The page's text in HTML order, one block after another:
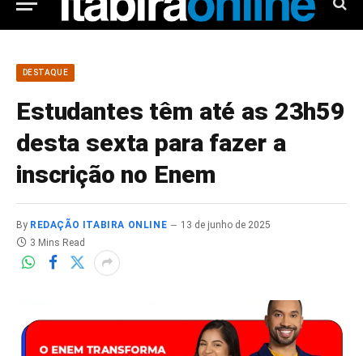
DESTAQUE
Estudantes têm até as 23h59
desta sexta para fazer a
inscrição no Enem
By REDAÇÃO ITABIRA ONLINE
13 de junho de 2025
3 Mins Read